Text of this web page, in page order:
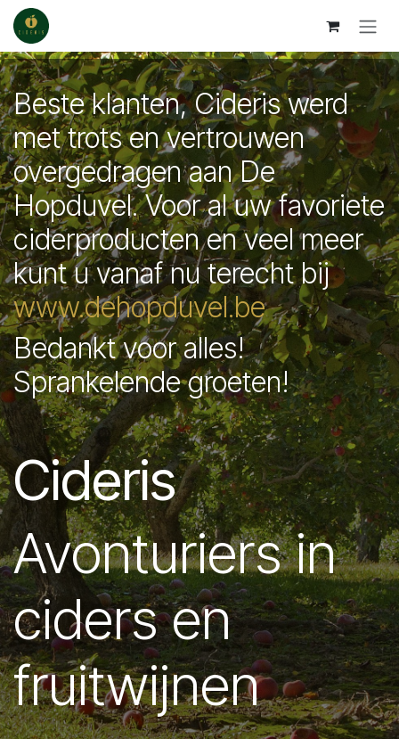
Skip to Content
Beste klanten, Cideris werd
met trots en vertrouwen
overgedragen aan De
Hopduvel. Voor al uw favoriete
ciderproducten en veel meer
kunt u vanaf nu terecht bij
www.dehopduvel.be
Bedankt voor alles!
Sprankelende groeten!
Cideris
Avonturiers in
ciders en
fruitwijnen